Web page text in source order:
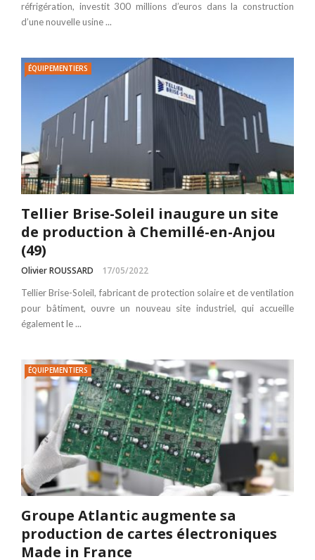
réfrigération, investit 300 millions d’euros dans la construction
d’une nouvelle usine ...
ÉQUIPEMENTIERS
Tellier Brise-Soleil inaugure un site
de production à Chemillé-en-Anjou
(49)
Olivier ROUSSARD 17/05/2022
Tellier Brise-Soleil, fabricant de protection solaire et de ventilation
pour bâtiment, ouvre un nouveau site industriel, qui accueille
également le ...
ÉQUIPEMENTIERS
Groupe Atlantic augmente sa
production de cartes électroniques
Made in France